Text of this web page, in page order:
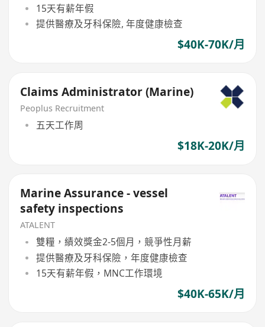
15天有薪年假
提供醫療及牙科保險, 年度健康檢查
$40K-70K/月
Claims Administrator (Marine)
Peoplus Recruitment
五天工作周
$18K-20K/月
Marine Assurance - vessel
safety inspections
ATALENT
雙糧，績效獎金2-5個月，競爭性月薪
提供醫療及牙科保險，年度健康檢查
15天有薪年假，MNC工作環境
$40K-65K/月